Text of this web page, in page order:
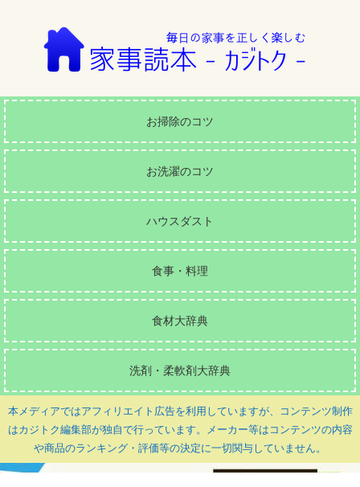
お掃除のコツ
お洗濯のコツ
ハウスダスト
食事・料理
食材大辞典
洗剤・柔軟剤大辞典
本メディアではアフィリエイト広告を利用していますが、コンテンツ制作
はカジトク編集部が独自で行っています。メーカー等はコンテンツの内容
や商品のランキング・評価等の決定に一切関与していません。